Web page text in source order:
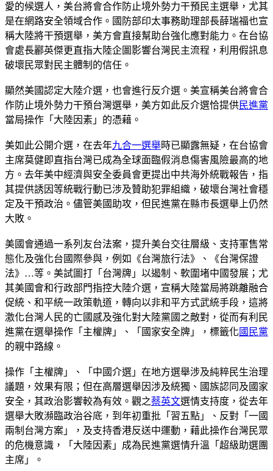
愛的候選人，美台將會合作防止境外勢力干預民主選舉，尤其
是在網路安全領域合作。國防部印太事務助理部長薛瑞福也宣
稱大陸將干預選舉，美方會直接幫助台強化應對能力。在台協
會處長酈英傑更直指大陸企圖影響台灣民主流程，利用假訊息
破壞民眾對民主體制的信任。
顯然美國認定大陸介選，也會進行反介選。美宣稱美台將會合
作防止境外勢力干預台灣選舉，美方如此反介選恰提供民進黨
當局操作「大陸因素」的憑藉。
美如此公開介選，在去年九合一選舉時已顯露無疑，在台協會
主席莫健即直指台灣已成為全球面臨假消息傷害風險最高的地
方。去年美中經濟與安全委員會更提出中共海外統戰報告，指
其提供誘因等統戰行動已涉及贊助犯罪組織，破壞台灣社會穩
定及干預政治。儘管美國助攻，但民進黨在縣市長選舉上仍然
大敗。
美國會通過一系列友台法案，提升美台交往層級、支持軍售常
態化及強化台國際參與，例如《台灣旅行法》、《台灣保證
法》…等。美試圖打「台灣牌」以遏制、軟圍堵中國發展；尤
其美國會和行政部門指控大陸介選，宣稱大陸當局將跳離融合
促統、和平統一政策軌道，轉向以非和平方式武統手段，這將
激化台灣人民的亡國感及強化對大陸黨國之敵對，從而有利民
進黨在選舉操作「主權牌」、「國家安全牌」，標籤化國民黨
的親中路線。
操作「主權牌」、「中國介選」在地方選舉涉及純粹民生治理
議題，效果有限；但在高層選舉因涉及統獨、國族認同及國家
安全，其政治影響較為有效。觀之蔡英文選情支持度，從去年
選舉大敗瀕臨政治谷底，到年初重批「習五點」、反對「一國
兩制台灣方案」，及支持香港反送中運動，藉此操作台灣民眾
的危機意識，「大陸因素」成為民進黨選情升溫「超級助選團
主席」。